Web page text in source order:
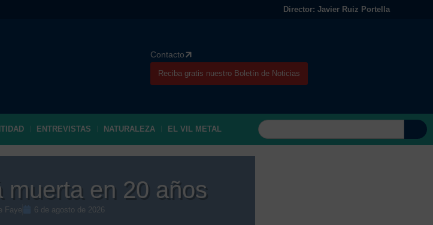
Director: Javier Ruiz Portella
Contacto
Reciba gratis nuestro Boletín de Noticias
ENTREVISTAS NATURALEZA EL VIL METAL
muerta en 20 años
Faye 6 de agosto de 2026